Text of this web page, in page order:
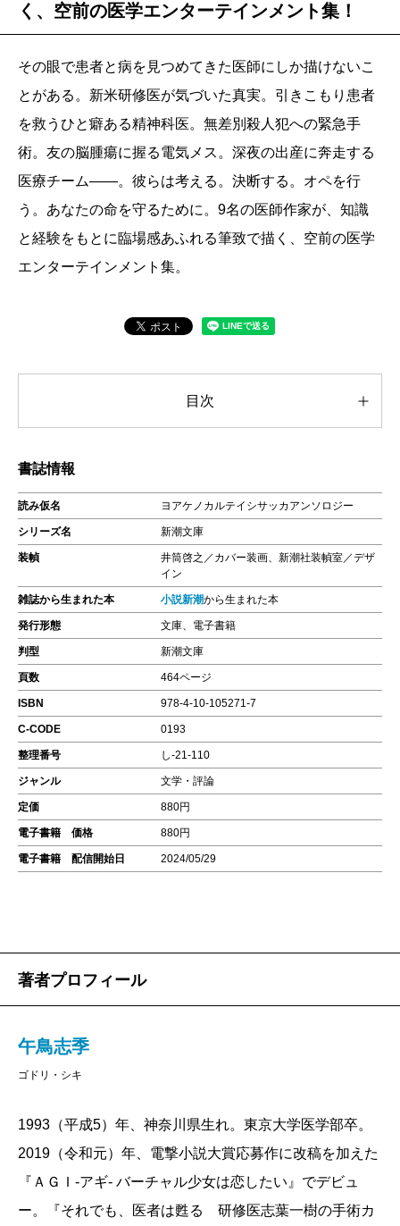
く、空前の医学エンターテインメント集！
その眼で患者と病を見つめてきた医師にしか描けないこ
とがある。新米研修医が気づいた真実。引きこもり患者
を救うひと癖ある精神科医。無差別殺人犯への緊急手
術。友の脳腫瘍に握る電気メス。深夜の出産に奔走する
医療チーム――。彼らは考える。決断する。オペを行
う。あなたの命を守るために。9名の医師作家が、知識
と経験をもとに臨場感あふれる筆致で描く、空前の医学
エンターテインメント集。
目次
書誌情報
読み仮名 ヨアケノカルテイシサッカアンソロジー
シリーズ名 新潮文庫
装幀
井筒啓之／カバー装画、新潮社装幀室／デザ
イン
雑誌から生まれた本 小説新潮から生まれた本
発行形態 文庫、電子書籍
判型 新潮文庫
頁数 464ページ
ISBN 978-4-10-105271-7
C-CODE 0193
整理番号 し-21-110
ジャンル 文学・評論
定価 880円
電子書籍 価格 880円
電子書籍 配信開始日 2024/05/29
著者プロフィール
午鳥志季
ゴドリ・シキ
1993（平成5）年、神奈川県生れ。東京大学医学部卒。
2019（令和元）年、電撃小説大賞応募作に改稿を加えた
『ＡＧＩ-アギ- バーチャル少女は恋したい』でデビュ
ー。『それでも、医者は甦る 研修医志葉一樹の手術カ